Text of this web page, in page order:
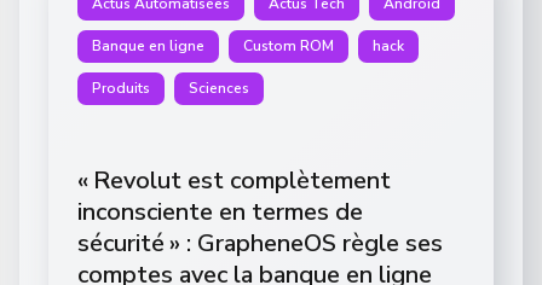
Banque en ligne Custom ROM hack
Produits Sciences
« Revolut est complètement
inconsciente en termes de
sécurité » : GrapheneOS règle ses
comptes avec la banque en ligne